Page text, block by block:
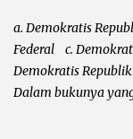
a. Demokratis
Federal c.
Demokratis
Dalam bukunya